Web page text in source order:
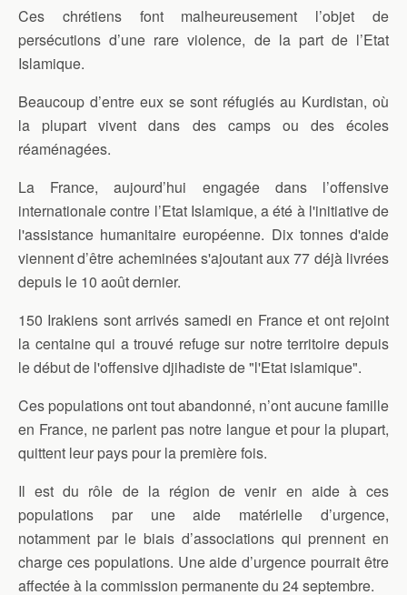
Ces chrétiens font malheureusement l’objet de
persécutions d’une rare violence, de la part de l’Etat
Islamique.
Beaucoup d’entre eux se sont réfugiés au Kurdistan, où
la plupart vivent dans des camps ou des écoles
réaménagées.
La France, aujourd’hui engagée dans l’offensive
internationale contre l’Etat Islamique, a été à l'initiative de
l'assistance humanitaire européenne. Dix tonnes d'aide
viennent d’être acheminées s'ajoutant aux 77 déjà livrées
depuis le 10 août dernier.
150 Irakiens sont arrivés samedi en France et ont rejoint
la centaine qui a trouvé refuge sur notre territoire depuis
le début de l'offensive djihadiste de "l'Etat islamique".
Ces populations ont tout abandonné, n’ont aucune famille
en France, ne parlent pas notre langue et pour la plupart,
quittent leur pays pour la première fois.
Il est du rôle de la région de venir en aide à ces
populations par une aide matérielle d’urgence,
notamment par le biais d’associations qui prennent en
charge ces populations. Une aide d’urgence pourrait être
affectée à la commission permanente du 24 septembre.